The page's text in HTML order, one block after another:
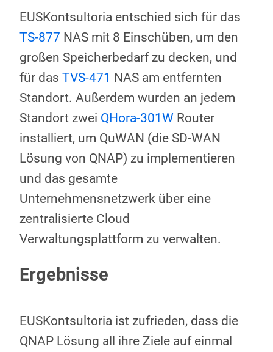
EUSKontsultoria entschied sich für das
TS-877 NAS mit 8 Einschüben, um den
großen Speicherbedarf zu decken, und
für das TVS-471 NAS am entfernten
Standort. Außerdem wurden an jedem
Standort zwei QHora-301W Router
installiert, um QuWAN (die SD-WAN
Lösung von QNAP) zu implementieren
und das gesamte
Unternehmensnetzwerk über eine
zentralisierte Cloud
Verwaltungsplattform zu verwalten.
Ergebnisse
EUSKontsultoria ist zufrieden, dass die
QNAP Lösung all ihre Ziele auf einmal